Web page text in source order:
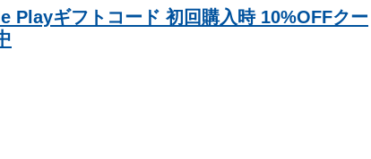
Playギフトコード 初回購入時 10%OFFクー